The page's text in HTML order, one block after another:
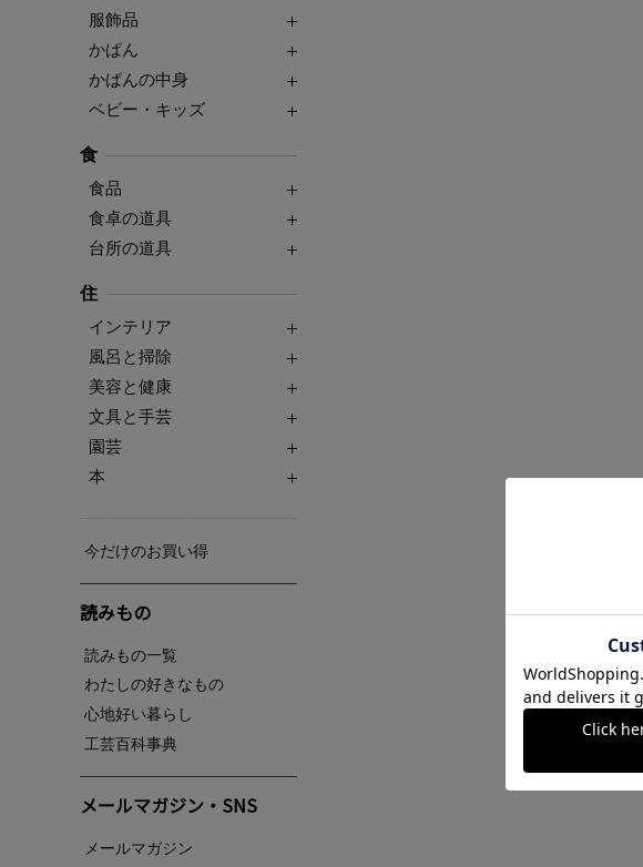
服飾品
かばん
かばんの中身
ベビー・キッズ
食
食品
食卓の道具
台所の道具
住
インテリア
風呂と掃除
美容と健康
文具と手芸
園芸
本
今だけのお買い得
読みもの
読みもの一覧
わたしの好きなもの
心地好い暮らし
工芸百科事典
メールマガジン・SNS
メールマガジン